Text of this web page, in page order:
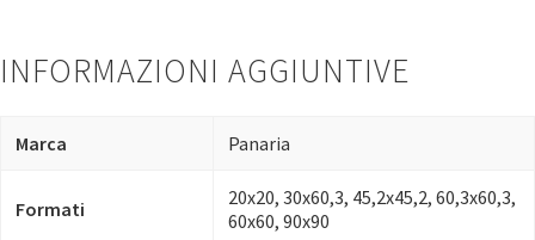
INFORMAZIONI AGGIUNTIVE
Marca Panaria
Formati
20x20, 30x60,3, 45,2x45,2, 60,3x60,3,
60x60, 90x90